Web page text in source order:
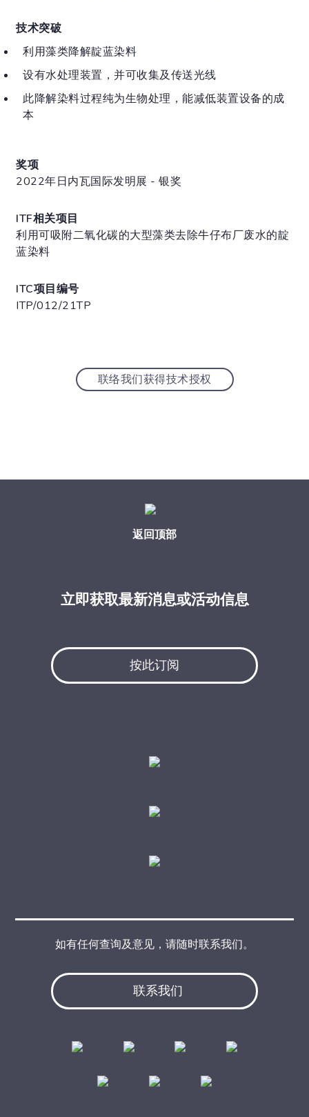
技术突破
利用藻类降解靛蓝染料
设有水处理装置，并可收集及传送光线
此降解染料过程纯为生物处理，能减低装置设备的成
本
奖项
2022年日内瓦国际发明展 - 银奖
ITF相关项目
利用可吸附二氧化碳的大型藻类去除牛仔布厂废水的靛
蓝染料
ITC项目编号
ITP/012/21TP
联络我们获得技术授权
返回顶部
立即获取最新消息或活动信息
按此订阅
联系我们
如有任何查询及意见，请随时联系我们。